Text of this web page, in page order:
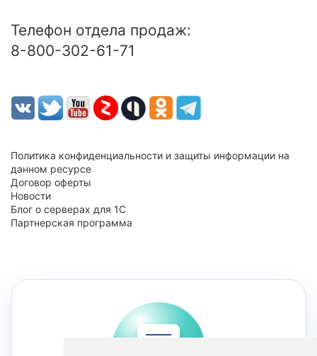
Телефон отдела продаж:
8-800-302-61-71
Политика конфиденциальности и защиты информации на
данном ресурсе
Договор оферты
Новости
Блог о серверах для 1С
Партнерская программа